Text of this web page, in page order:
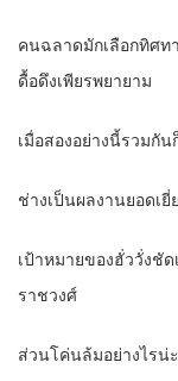
คนฉลาดมักเลือกทิศท
ดื้อดึงเพียรพยายาม
เมื่อสองอย่างนี้รวมกั
ช่างเป็นผลงานยอดเ
เป้าหมายของฮั่ววั่งชั
ราชวงศ์
ส่วนโค่นล้มอย่างไรน่